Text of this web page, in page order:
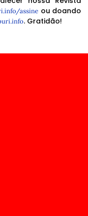
assine ou doando
. Gratidão!